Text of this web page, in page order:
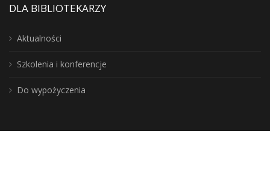
DLA BIBLIOTEKARZY
Aktualności
Szkolenia i konferencje
Do wypożyczenia